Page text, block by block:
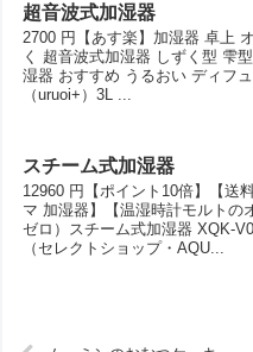
超音波式加湿器
2700 円【あす楽】加湿器 卓上
く 超音波式加湿器 しずく型 雫
湿器 おすすめ うるおい ディフ
（uruoi+）3L ...
スチーム式加湿器
12960 円【ポイント10倍】【送
マ 加湿器】【温湿時計モルトの
ゼロ）スチーム式加湿器 XQK-
（セレクトショップ・AQU...